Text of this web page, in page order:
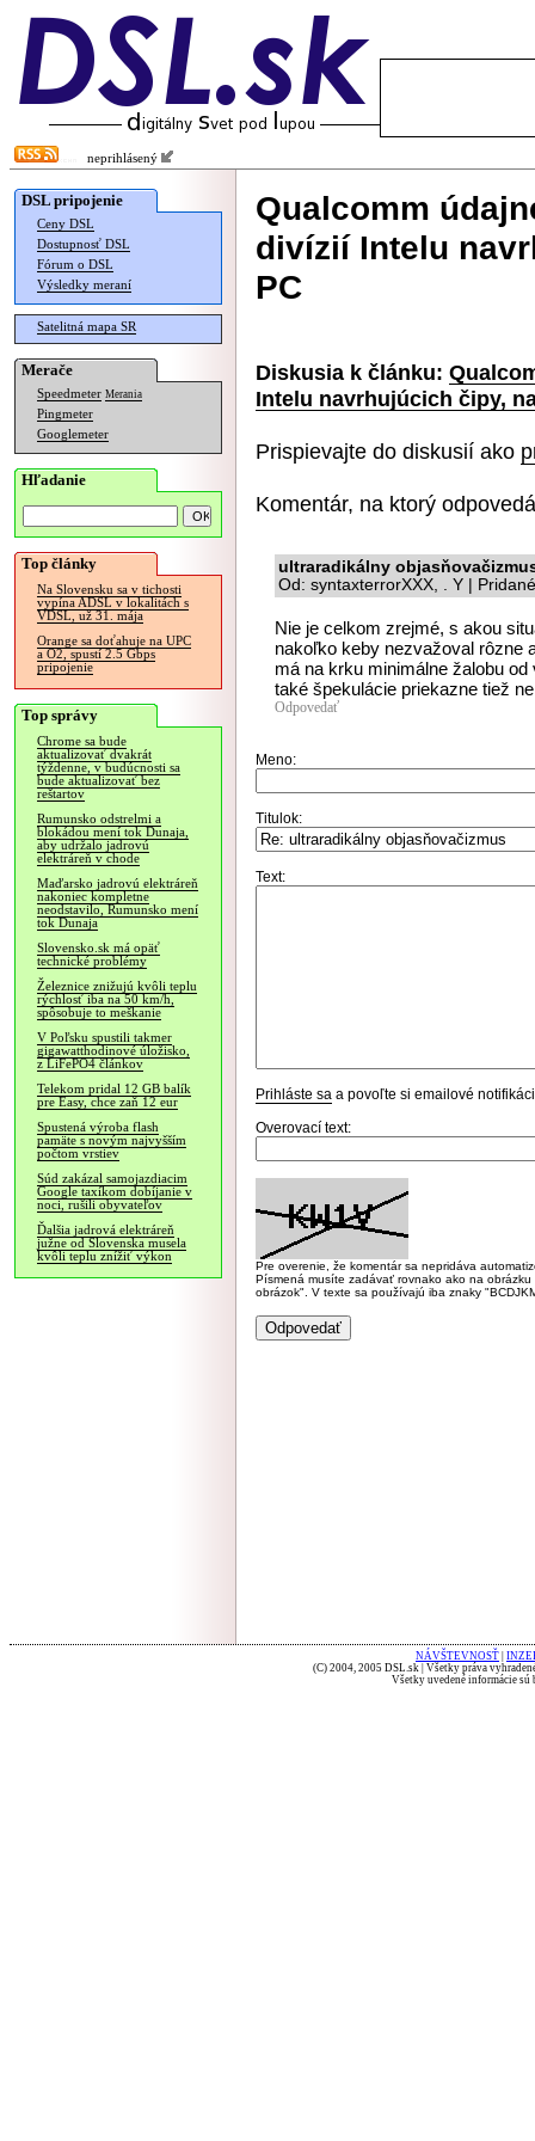
neprihlásený
DSL pripojenie
Ceny DSL
Dostupnosť DSL
Fórum o DSL
Výsledky meraní
Satelitná mapa SR
Merače
Speedmeter Merania
Pingmeter
Googlemeter
Hľadanie
Top články
Na Slovensku sa v tichosti
vypína ADSL v lokalitách s
VDSL, už 31. mája
Orange sa doťahuje na UPC
a O2, spustí 2.5 Gbps
pripojenie
Top správy
Chrome sa bude
aktualizovať dvakrát
týždenne, v budúcnosti sa
bude aktualizovať bez
reštartov
Rumunsko odstrelmi a
blokádou mení tok Dunaja,
aby udržalo jadrovú
elektráreň v chode
Maďarsko jadrovú elektráreň
nakoniec kompletne
neodstavilo, Rumunsko mení
tok Dunaja
Slovensko.sk má opäť
technické problémy
Železnice znižujú kvôli teplu
rýchlosť iba na 50 km/h,
spôsobuje to meškanie
V Poľsku spustili takmer
gigawatthodinové úložisko,
z LiFePO4 článkov
Telekom pridal 12 GB balík
pre Easy, chce zaň 12 eur
Spustená výroba flash
pamäte s novým najvyšším
počtom vrstiev
Súd zakázal samojazdiacim
Google taxíkom dobíjanie v
noci, rušili obyvateľov
Ďalšia jadrová elektráreň
južne od Slovenska musela
kvôli teplu znížiť výkon
Qualcomm
divízií Intelu
PC
Diskusia k článku:
Intelu navrhujúcich čipy,
Prispievajte do diskusií ako
Komentár, na ktorý
ultraradikálny
Od: syntaxterrorXXX, . Y |
Nie je celkom zrejmé, s akou
nakoľko keby nezvažoval rôzne
má na krku minimálne žalobu
také špekulácie priekazne tiež
Odpovedať
Meno:
Titulok:
Text:
Prihláste sa a povoľte si emailové
Overovací text:
Pre overenie, že komentár sa nepridáva
Písmená musíte zadávať rovnako ako na
obrázok". V texte sa používajú iba znaky
NÁVŠTEVNOSŤ
(C) 2004, 2005 DSL.sk | Všetky práva
Všetky uvedené informácie sú